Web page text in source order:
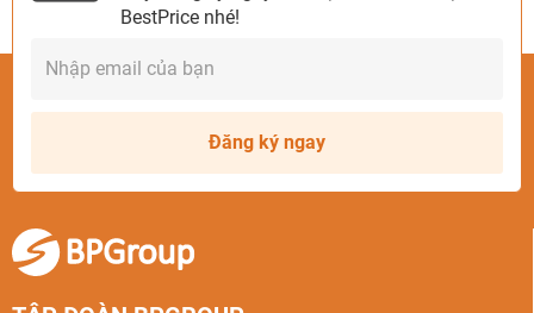
BestPrice nhé!
Đăng ký ngay